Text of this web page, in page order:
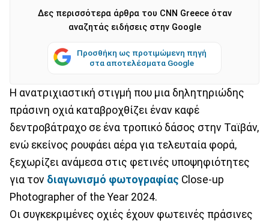
Δες περισσότερα άρθρα του CNN Greece όταν
αναζητάς ειδήσεις στην Google
Προσθήκη ως προτιμώμενη πηγή
στα αποτελέσματα Google
Η ανατριχιαστική στιγμή που μια δηλητηριώδης
πράσινη οχιά καταβροχθίζει έναν καφέ
δεντροβάτραχο σε ένα τροπικό δάσος στην Ταϊβάν,
ενώ εκείνος ρουφάει αέρα για τελευταία φορά,
ξεχωρίζει ανάμεσα στις φετινές υποψηφιότητες
για τον διαγωνισμό φωτογραφίας Close-up
Photographer of the Year 2024.
Οι συγκεκριμένες οχιές έχουν φωτεινές πράσινες